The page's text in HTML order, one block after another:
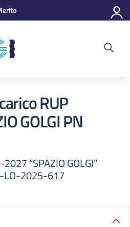
RUP
GOLGI PN
“SPAZIO GOLGI”
LO-2025-617